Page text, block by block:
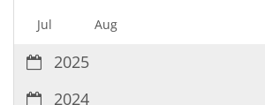
Jul Aug
2025
2024